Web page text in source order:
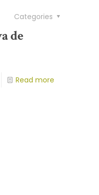
Categories
de
Read more